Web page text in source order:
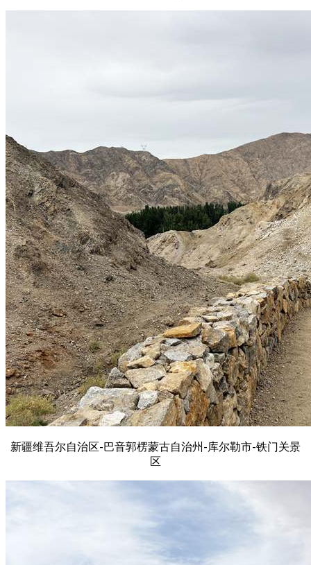
新疆维吾尔自治区-巴音郭楞蒙古自治州-库尔勒市-铁门关景
区